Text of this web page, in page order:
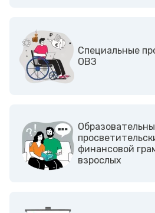
Cпециальные
ОВЗ
финансовой
взрослых